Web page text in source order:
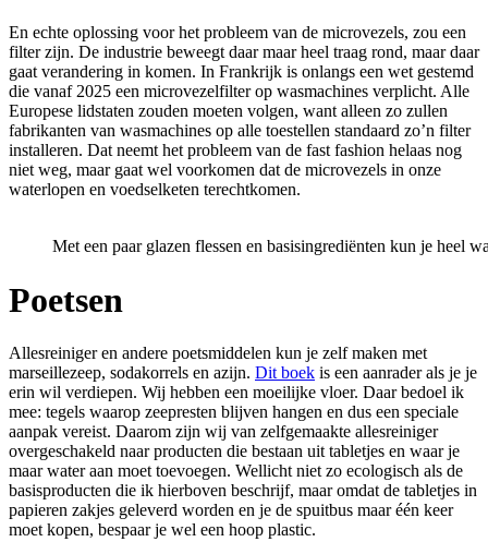
En echte oplossing voor het probleem van de microvezels, zou een
filter zijn. De industrie beweegt daar maar heel traag rond, maar daar
gaat verandering in komen. In Frankrijk is onlangs een wet gestemd
die vanaf 2025 een microvezelfilter op wasmachines verplicht. Alle
Europese lidstaten zouden moeten volgen, want alleen zo zullen
fabrikanten van wasmachines op alle toestellen standaard zo’n filter
installeren. Dat neemt het probleem van de fast fashion helaas nog
niet weg, maar gaat wel voorkomen dat de microvezels in onze
waterlopen en voedselketen terechtkomen.
Met een paar glazen flessen en basisingrediënten kun je heel
Poetsen
Allesreiniger en andere poetsmiddelen kun je zelf maken met
marseillezeep, sodakorrels en azijn. Dit boek is een aanrader als je je
erin wil verdiepen. Wij hebben een moeilijke vloer. Daar bedoel ik
mee: tegels waarop zeepresten blijven hangen en dus een speciale
aanpak vereist. Daarom zijn wij van zelfgemaakte allesreiniger
overgeschakeld naar producten die bestaan uit tabletjes en waar je
maar water aan moet toevoegen. Wellicht niet zo ecologisch als de
basisproducten die ik hierboven beschrijf, maar omdat de tabletjes in
papieren zakjes geleverd worden en je de spuitbus maar één keer
moet kopen, bespaar je wel een hoop plastic.